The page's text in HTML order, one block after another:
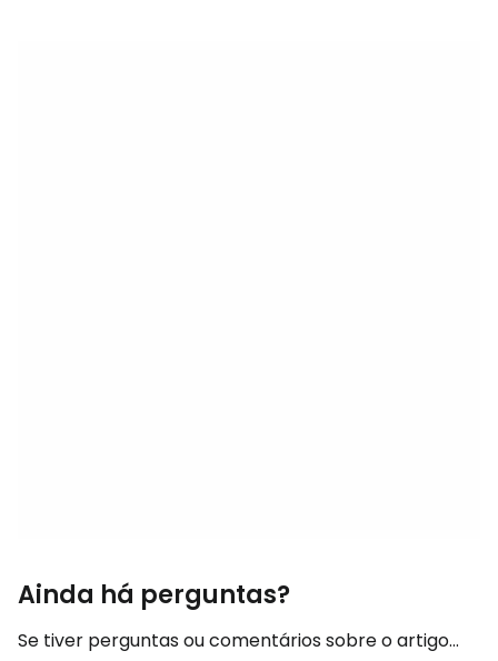
Ainda há perguntas?
Se tiver perguntas ou comentários sobre o artigo...